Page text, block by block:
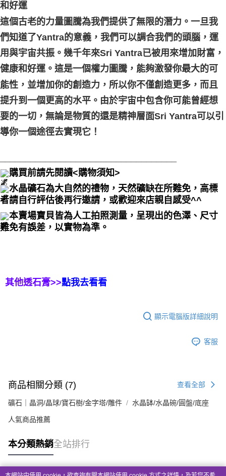
和好運
這個古老的力量圖騰為我們提供了無限的潛力。一旦我
們知道了Yantra的意義，我們可以調合我們的頭腦，運
用與宇宙共振。幾千年來Sri Yantra已被用來增加財富，
健康和好運。這是一個權力圖騰，能夠激發你最大的可
能性，並增加你的創造力，所以你不僅創造更多，而且
提升到一個更高的水平。由於宇宙中包含你可能曾經想
要的一切，無論是物質的還是精神層面Sri Yantra可以引
導你一個途徑去實現它！
購買前請先閱讀<購物須知>
水晶礦石為大自然的禮物，天然礦缺在所難免，高標
者請自行評估後再行邀請，或歡迎來店親自感受^^
本賣場寶貝皆為人工拍照測量，呈現出的色澤、尺寸
難免有誤差，以實物為準。
其他透石膏>>點我去看看
顯示電腦版詳細說明
客服
商品相關分類 (7) 查看全部
礦石｜晶洞/晶球/寶石樹/金字塔/雕件 水晶缽/水晶碗/圓盤/底座
人氣商品推薦
本分類熱銷全站排行